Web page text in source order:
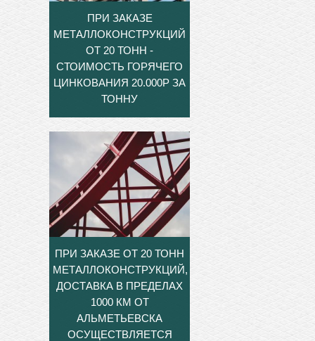
ПРИ ЗАКАЗЕ
МЕТАЛЛОКОНСТРУКЦИЙ
ОТ 20 ТОНН -
СТОИМОСТЬ ГОРЯЧЕГО
ЦИНКОВАНИЯ 20.000Р ЗА
ТОННУ
ПРИ ЗАКАЗЕ ОТ 20 ТОНН
МЕТАЛЛОКОНСТРУКЦИЙ,
ДОСТАВКА В ПРЕДЕЛАХ
1000 КМ ОТ
АЛЬМЕТЬЕВСКА
ОСУЩЕСТВЛЯЕТСЯ